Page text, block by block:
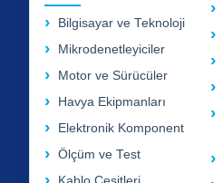
Bilgisayar ve Teknoloji
Mikrodenetleyiciler
Motor ve Sürücüler
Havya Ekipmanları
Elektronik Komponent
Ölçüm ve Test